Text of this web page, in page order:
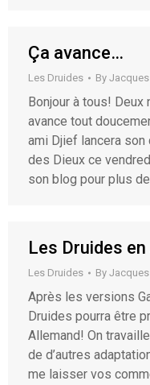
Ça avance…
Les Druides By Jacques
Bonjour à tous! Deux
avance tout
ami Djief lancera
des Dieux ce
son blog pour plus
Les Druides
Les Druides By Jacques
Après les versions
Druides pourra être
Allemand! On
de d’autres
me laisser vos